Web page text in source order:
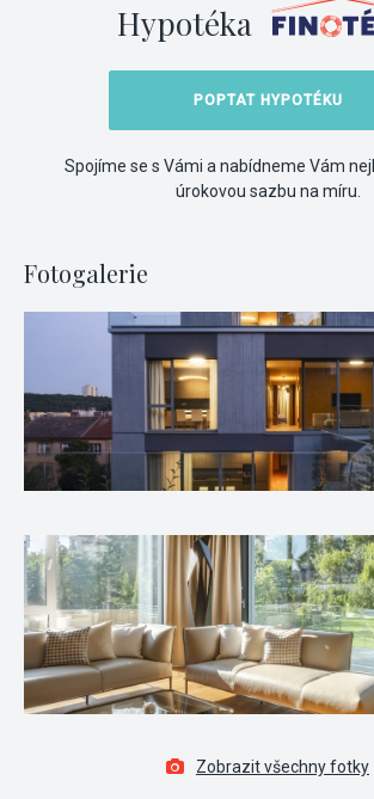
Hypotéka
POPTAT HYPOTÉKU
Spojíme se s Vámi a nabídneme Vám
úrokovou sazbu na míru.
Fotogalerie
Zobrazit všechny fotky